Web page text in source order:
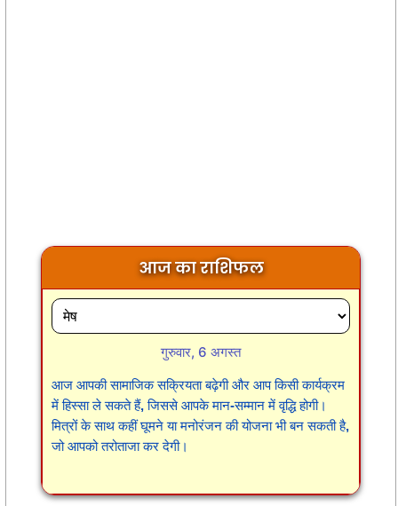
आज का राशिफल
गुरुवार, 6 अगस्त
आज आपकी सामाजिक सक्रियता बढ़ेगी और आप किसी कार्यक्रम
में हिस्सा ले सकते हैं, जिससे आपके मान-सम्मान में वृद्धि होगी।
मित्रों के साथ कहीं घूमने या मनोरंजन की योजना भी बन सकती है,
जो आपको तरोताजा कर देगी।